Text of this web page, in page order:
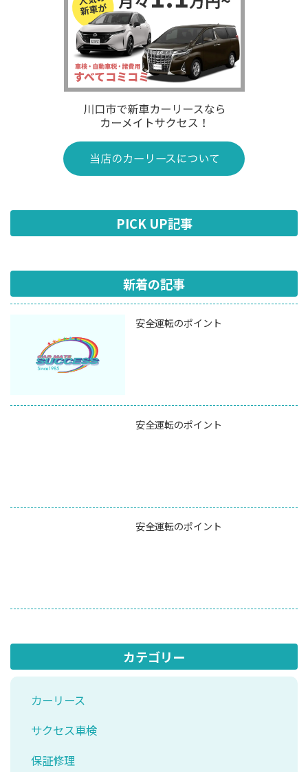
PICK UP記事
新着の記事
安全運転のポイント
安全運転のポイント
安全運転のポイント
カテゴリー
カーリース
サクセス車検
保証修理